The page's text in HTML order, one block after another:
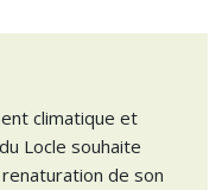
climatique et
Locle souhaite
de son